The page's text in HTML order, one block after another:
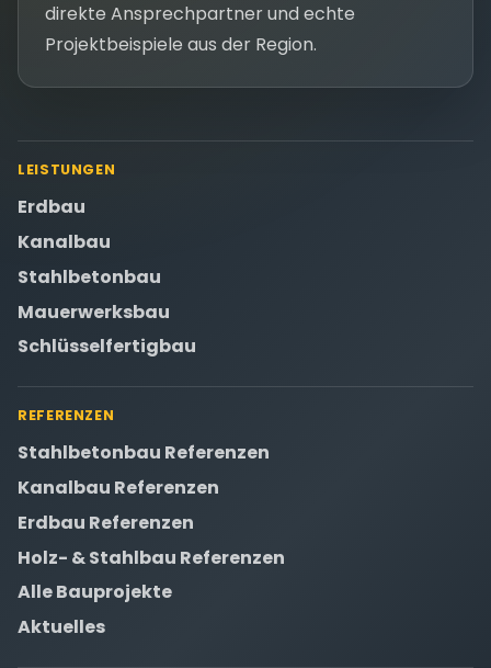
direkte Ansprechpartner und echte
Projektbeispiele aus der Region.
LEISTUNGEN
Erdbau
Kanalbau
Stahlbetonbau
Mauerwerksbau
Schlüsselfertigbau
REFERENZEN
Stahlbetonbau Referenzen
Kanalbau Referenzen
Erdbau Referenzen
Holz- & Stahlbau Referenzen
Alle Bauprojekte
Aktuelles